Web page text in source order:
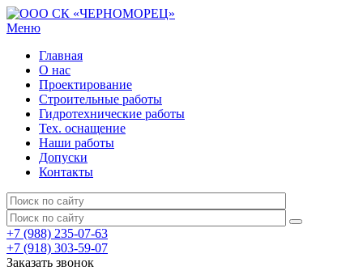
Меню
Главная
О нас
Проектирование
Строительные работы
Гидротехнические работы
Тех. оснащение
Наши работы
Допуски
Контакты
+7 (988) 235-07-63
+7 (918) 303-59-07
Заказать звонок